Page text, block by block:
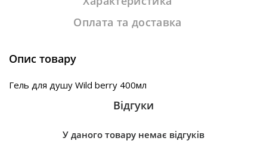
Оплата та доставка
Опис товару
Гель для душу Wild berry 400мл
Відгуки
У даного товару немає відгуків